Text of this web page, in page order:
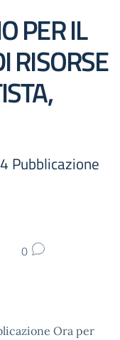
PER IL
RISORSE
Pubblicazione
0
Ora per